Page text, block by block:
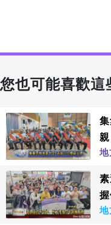
您也可能喜歡這
親
地
地